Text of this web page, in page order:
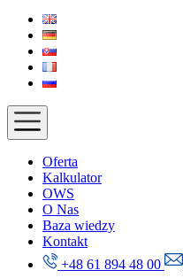
Oferta
Kalkulator
OWS
O Nas
Baza wiedzy
Kontakt
+48 61 894 48 00